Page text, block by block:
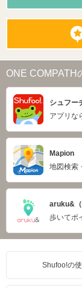
ONE COMPATH
シュフー
アプリな
Mapion
地図検索
aruku&（
歩いてポ
Shufoo!の